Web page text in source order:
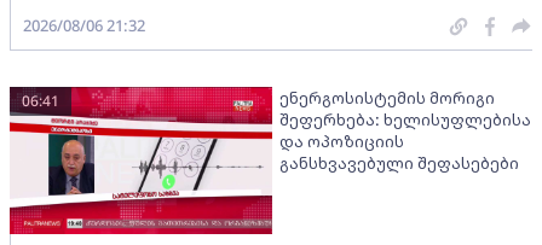
2026/08/06 21:32
ენერგოსისტემის მორიგი
შეფერხება: ხელისუფლებისა
და ოპოზიციის
განსხვავებული შეფასებები
06:41